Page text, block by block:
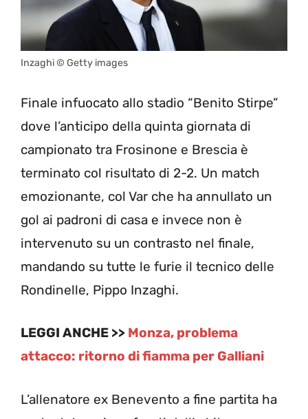
Inzaghi © Getty images
Finale infuocato allo stadio “Benito Stirpe”
dove l’anticipo della quinta giornata di
campionato tra Frosinone e Brescia è
terminato col risultato di 2-2. Un match
emozionante, col Var che ha annullato un
gol ai padroni di casa e invece non è
intervenuto su un contrasto nel finale,
mandando su tutte le furie il tecnico delle
Rondinelle, Pippo Inzaghi.
LEGGI ANCHE >> Monza, problema
attacco: ritorno di fiamma per Galliani
L’allenatore ex Benevento a fine partita ha